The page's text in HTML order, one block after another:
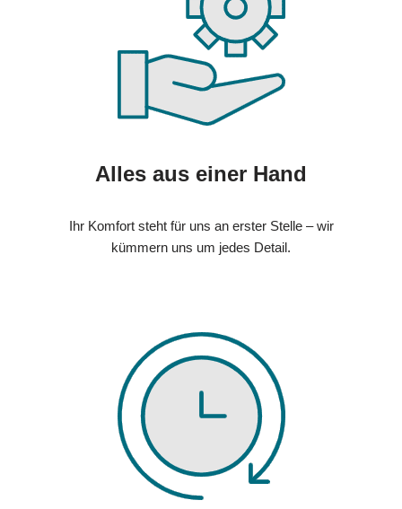
Alles aus einer Hand
Ihr Komfort steht für uns an erster Stelle – wir
kümmern uns um jedes Detail.